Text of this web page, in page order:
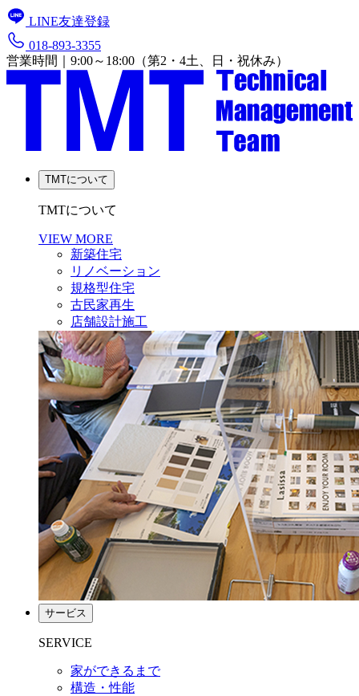
LINE友達登録
018-893-3355
営業時間｜9:00～18:00（第2・4土、日・祝休み）
TMTについて
TMTについて
VIEW MORE
新築住宅
リノベーション
規格型住宅
古民家再生
店舗設計施工
サービス
SERVICE
家ができるまで
構造・性能